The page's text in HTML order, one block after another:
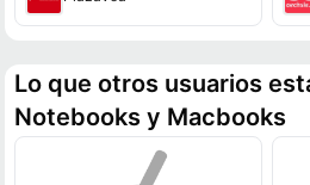
Lo que otros usuarios
Notebooks y Macbooks